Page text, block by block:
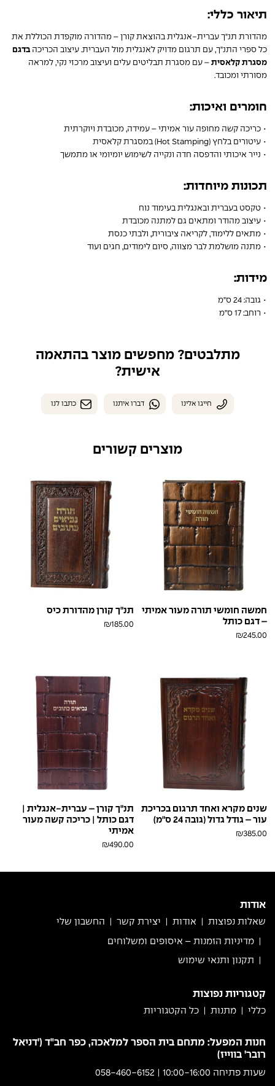
תיאור כללי:
מהדורת תנ"ך עברית-אנגלית בהוצאת קורן – מהדורה מוקפדת הכוללת את
כל ספרי התנ"ך, עם תרגום מדויק לאנגלית מול העברית. עיצוב הכריכה בדגם
מסגרת קלאסית– עם מסגרת תבליטים עלים ועיצוב מרכזי נקי, למראה
מסורתי ומכובד.
חומרים ואיכות:
• כריכה קשה מחופה עור אמיתי – עמידה, מכובדת ויוקרתית
• עיטורים בלחץ (Hot Stamping) במסגרת קלאסית
• נייר איכותי והדפסה חדה ונקייה לשימוש יומיומי או מתמשך
תכונות מיוחדות:
• טקסט בעברית ובאנגלית בעימוד נוח
• עיצוב מהודר ומתאים גם למתנה מכובדת
• מתאים ללימוד, לקריאה ציבורית, ולבתי כנסת
• מתנה מושלמת לבר מצווה, סיום לימודים, חגים ועוד
מידות:
• גובה: 24 ס"מ
• רוחב: 17 ס"מ
מתלבטים? מחפשים מוצר בהתאמה
אישית?
חייגו אלינו דברו איתנו כתבו לנו
מוצרים קשורים
חמשה חומשי תורה מעור אמיתי
– דגם כותל
₪245.00
תנ"ך קורן מהדורת כיס
₪185.00
שנים מקרא ואחד תרגום בכריכת
עור – גודל גדול (גובה 24 ס"מ)
₪385.00
תנ"ך קורן – עברית-אנגלית |
דגם כותל | כריכה קשה מעור
אמיתי
₪490.00
בראש
אודות
שאלות נפוצות אודות יצירת קשר החשבון שלי
מדיניות הזמנות – איסופים ומשלוחים
תקנון ותנאי שימוש
קטגוריות נפוצות
כללי מתנות כל הקטגוריות
חנות המפעל: מתחם בית הספר למלאכה, כפר חב"ד ('דניאל
רובר' בווייז)
שעות פתיחה 10:00-16:00 | 058-460-6152